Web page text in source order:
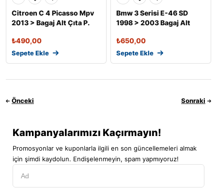
Citroen C 4 Picasso Mpv
2013 > Bagaj Alt Çıta P.
₺490,00
Sepete Ekle
Bmw 3 Serisi E-46 SD
1998 > 2003 Bagaj Alt
₺650,00
Sepete Ekle
Önceki Sonraki
Kampanyalarımızı Kaçırmayın!
Promosyonlar ve kuponlarla ilgili en son güncellemeleri almak
için şimdi kaydolun. Endişelenmeyin, spam yapmıyoruz!